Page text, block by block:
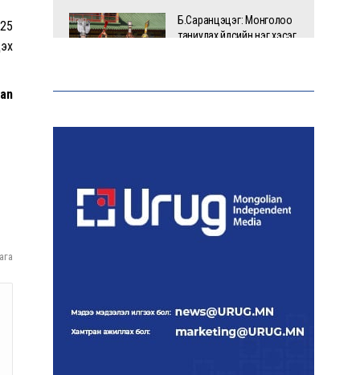
Б.Саранцэцэг: Монголоо
таниулах үйлсийн нэг хэсэг
Шинэ Зеландын нийслэл
Веллингтон хотод 15
16 төрлийн эмийг нэг эх
үүсвэрээс худалдан авах
журмыг баталлаа